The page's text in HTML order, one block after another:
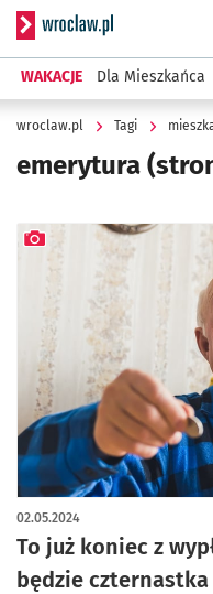
Serwis
WAKACJE Dla Mieszkańca
wroclaw.pl Tagi
emerytura
To już koniec z
będzie
02.05.2024
artykuł z galerią zdjęć